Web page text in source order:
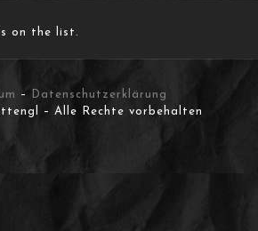
on the list.
–
Datenschutzerklärung
– Alle Rechte vorbehalten